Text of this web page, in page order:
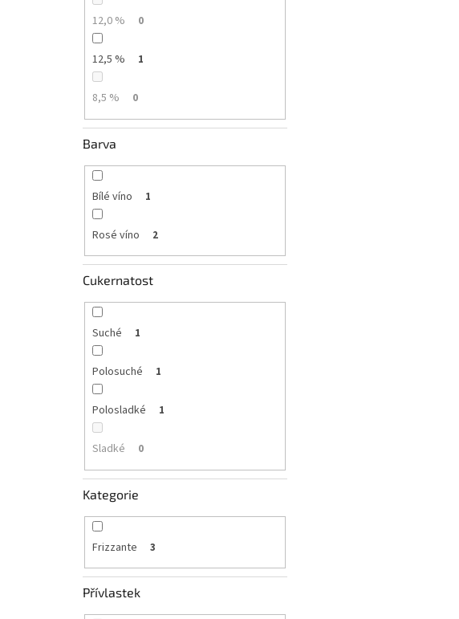
12,0 % 0
12,5 % 1
8,5 % 0
Barva
Bílé víno 1
Rosé víno 2
Cukernatost
Suché 1
Polosuché 1
Polosladké 1
Sladké 0
Kategorie
Frizzante 3
Přívlastek